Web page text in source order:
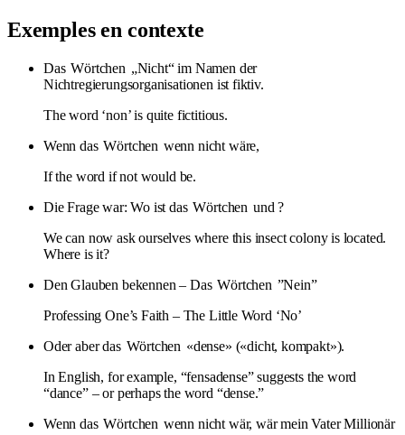
Exemples en contexte
Das Wörtchen „Nicht“ im Namen der
Nichtregierungsorganisationen ist fiktiv.
The word ‘non’ is quite fictitious.
Wenn das Wörtchen wenn nicht wäre,
If the word if not would be.
Die Frage war: Wo ist das Wörtchen und ?
We can now ask ourselves where this insect colony is located.
Where is it?
Den Glauben bekennen – Das Wörtchen ”Nein”
Professing One’s Faith – The Little Word ‘No’
Oder aber das Wörtchen «dense» («dicht, kompakt»).
In English, for example, “fensadense” suggests the word
“dance” – or perhaps the word “dense.”
Wenn das Wörtchen wenn nicht wär, wär mein Vater Millionär